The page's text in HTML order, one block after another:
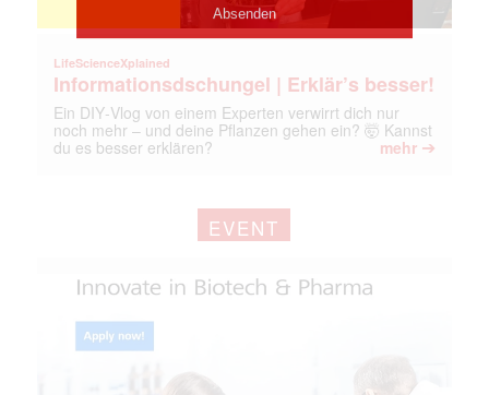
LifeScienceXplained
Informationsdschungel | Erklär’s besser!
Ein DIY‑Vlog von einem Experten verwirrt dich nur
noch mehr – und deine Pflanzen gehen ein? 🤯 Kannst
du es besser erklären?
mehr ➔
EVENT